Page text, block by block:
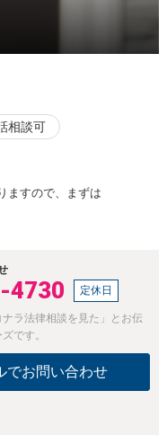
相談可
ますので、まずは
4730 定休日
ラ法律相談を見た」とお伝
です。
でお問い合わせ